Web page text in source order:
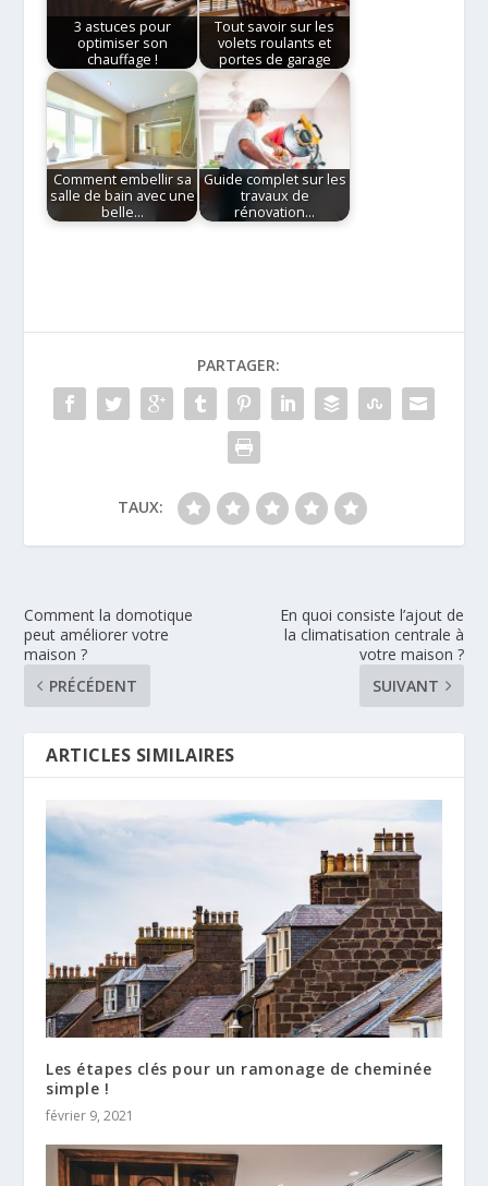
3 astuces pour
optimiser son
chauffage !
Tout savoir sur les
volets roulants et
portes de garage
Comment embellir sa
salle de bain avec une
belle…
Guide complet sur les
travaux de
rénovation…
PARTAGER:
TAUX:
Comment la domotique
peut améliorer votre
maison ?
PRÉCÉDENT
En quoi consiste l’ajout de
la climatisation centrale à
votre maison ?
SUIVANT
ARTICLES SIMILAIRES
Les étapes clés pour un ramonage de cheminée
simple !
février 9, 2021